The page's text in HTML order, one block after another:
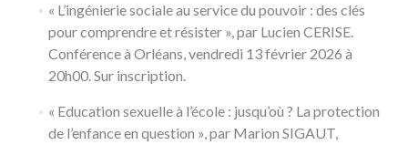
« L’ingénierie sociale au service du pouvoir : des clés
pour comprendre et résister », par Lucien CERISE.
Conférence à Orléans, vendredi 13 février 2026 à
20h00. Sur inscription.
« Education sexuelle à l’école : jusqu’où ? La protection
de l’enfance en question », par Marion SIGAUT,